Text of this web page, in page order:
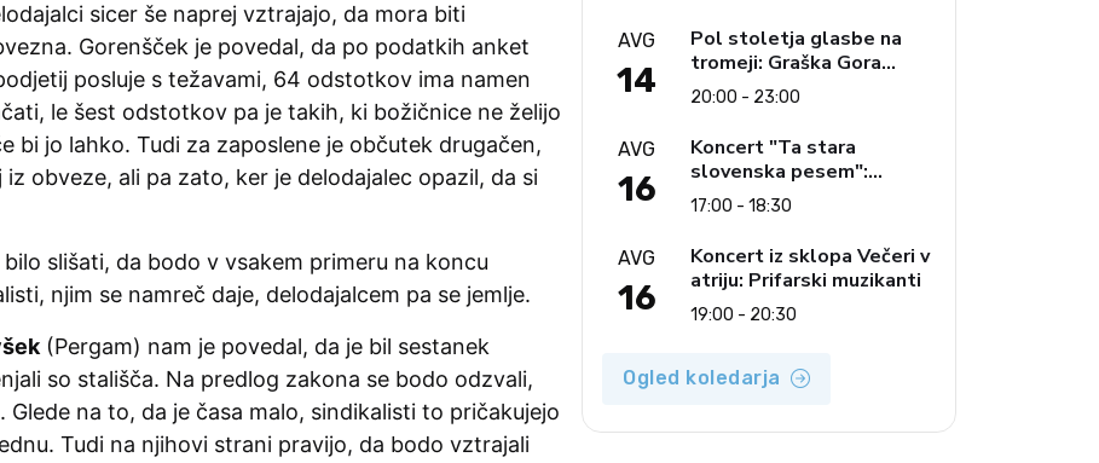
sicer še naprej vztrajajo, da mora biti
Gorenšček je povedal, da po podatkih anket
posluje s težavami, 64 odstotkov ima namen
le šest odstotkov pa je takih, ki božičnice ne želijo
bi jo lahko. Tudi za zaposlene je občutek drugačen,
iz obveze, ali pa zato, ker je delodajalec opazil, da si
slišati, da bodo v vsakem primeru na koncu
njim se namreč daje, delodajalcem pa se jemlje.
(Pergam) nam je povedal, da je bil sestanek
so stališča. Na predlog zakona se bodo odzvali,
Glede na to, da je časa malo, sindikalisti to pričakujejo
Tudi na njihovi strani pravijo, da bodo vztrajali
AVG
14
Pol stoletja glasbe na
tromeji: Graška Gora
obeležuje 50. jubilejni
festival narodno-zabavne
glasbe
20:00 - 23:00
AVG
16
Koncert "Ta stara
slovenska pesem":
Ljudski pevci Jezerci
17:00 - 18:30
AVG
16
Koncert iz sklopa Večeri v
atriju: Prifarski muzikanti
19:00 - 20:30
Ogled koledarja